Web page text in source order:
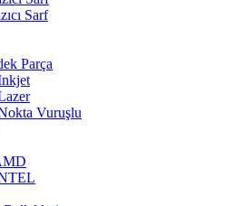
Sarf
Parça
Vuruşlu